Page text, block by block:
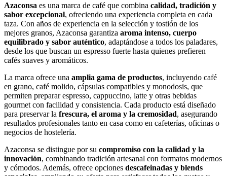
Azaconsa es una marca de café que combina calidad, tradición y
sabor excepcional, ofreciendo una experiencia completa en cada
taza. Con años de experiencia en la selección y tostión de los
mejores granos, Azaconsa garantiza aroma intenso, cuerpo
equilibrado y sabor auténtico, adaptándose a todos los paladares,
desde los que buscan un espresso fuerte hasta quienes prefieren
cafés suaves y aromáticos.
La marca ofrece una amplia gama de productos, incluyendo café
en grano, café molido, cápsulas compatibles y monodosis, que
permiten preparar espresso, cappuccino, latte y otras bebidas
gourmet con facilidad y consistencia. Cada producto está diseñado
para preservar la frescura, el aroma y la cremosidad, asegurando
resultados profesionales tanto en casa como en cafeterías, oficinas o
negocios de hostelería.
Azaconsa se distingue por su compromiso con la calidad y la
innovación, combinando tradición artesanal con formatos modernos
y cómodos. Además, ofrece opciones descafeinadas y blends